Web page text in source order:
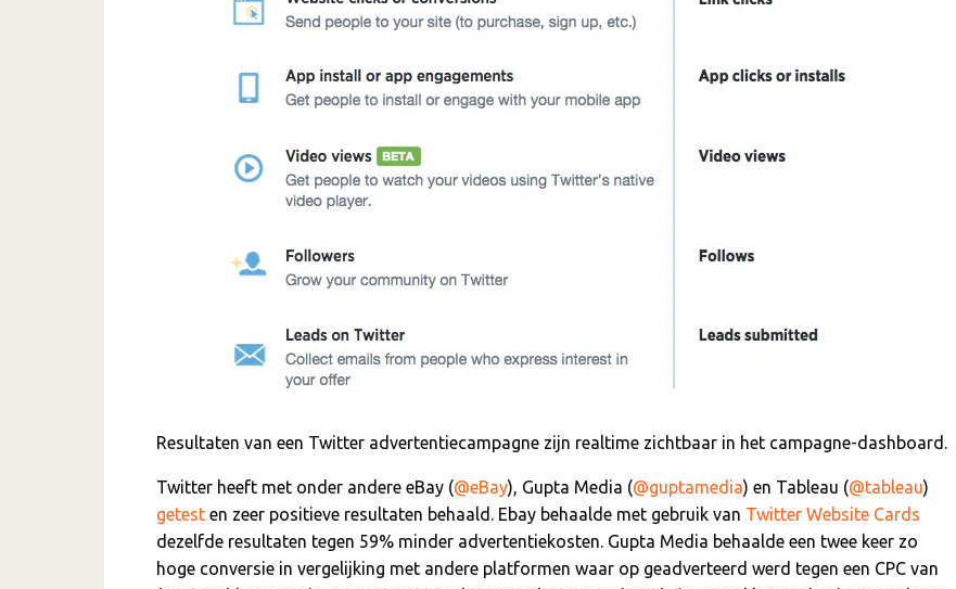
Resultaten van een Twitter advertentiecampagne zijn realtime zichtbaar in het campagne-dashboard.
Twitter heeft met onder andere eBay (@eBay), Gupta Media (@guptamedia) en Tableau (@tableau)
getest en zeer positieve resultaten behaald. Ebay behaalde met gebruik van Twitter Website Cards
dezelfde resultaten tegen 59% minder advertentiekosten. Gupta Media behaalde een twee keer zo
hoge conversie in vergelijking met andere platformen waar op geadverteerd werd tegen een CPC van